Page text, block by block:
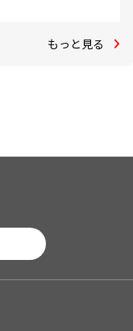
もっと見る